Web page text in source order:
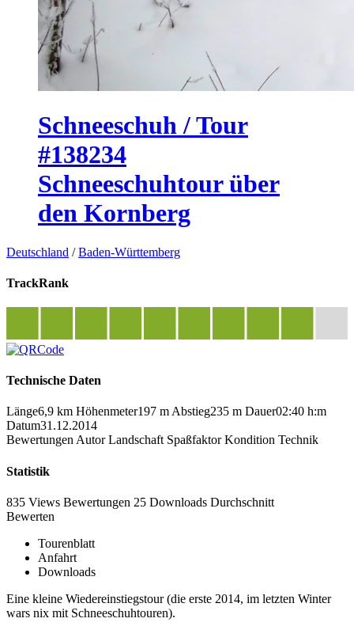
Schneeschuh / Tour
#138234
Schneeschuhtour über
den Kornberg
Deutschland /Baden-Württemberg
TrackRank
Technische Daten
Länge6,9 km Höhenmeter197 m Abstieg235 m Dauer02:40 h:m
Datum31.12.2014
Bewertungen Autor Landschaft Spaßfaktor Kondition Technik
Statistik
835 Views Bewertungen 25 Downloads Durchschnitt
Bewerten
Tourenblatt
Anfahrt
Downloads
Eine kleine Wiedereinstiegstour (die erste 2014, im letzten Winter
wars nix mit Schneeschuhtouren).